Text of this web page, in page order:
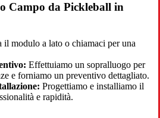
Campo da Pickleball in
il modulo a lato o chiamaci per una
Effettuiamo un sopralluogo per
e forniamo un preventivo dettagliato.
Progettiamo e installiamo il
e rapidità.